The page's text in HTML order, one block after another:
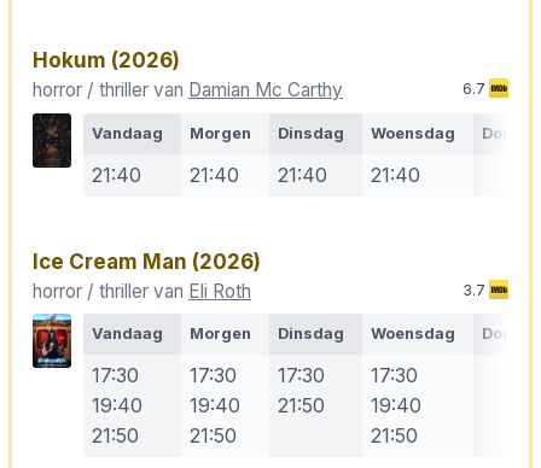
Hokum (2026)
horror / thriller van Damian Mc Carthy 6.7
Vandaag Morgen Dinsdag Woensdag
21:40 21:40 21:40 21:40
Ice Cream Man (2026)
horror / thriller van Eli Roth 3.7
Vandaag Morgen Dinsdag Woensdag
17:30
19:40
21:50
17:30
19:40
21:50
17:30
21:50
17:30
19:40
21:50